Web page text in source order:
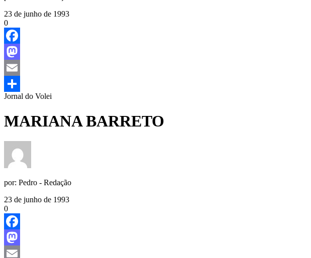
23 de junho de 1993
0
Facebook
Mastodon
Email
Share
Jornal do Volei
MARIANA BARRETO
por: Pedro - Redação
23 de junho de 1993
0
Facebook
Mastodon